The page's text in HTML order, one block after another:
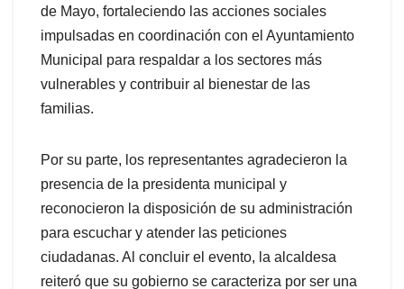
de Mayo, fortaleciendo las acciones sociales
impulsadas en coordinación con el Ayuntamiento
Municipal para respaldar a los sectores más
vulnerables y contribuir al bienestar de las
familias.
Por su parte, los representantes agradecieron la
presencia de la presidenta municipal y
reconocieron la disposición de su administración
para escuchar y atender las peticiones
ciudadanas. Al concluir el evento, la alcaldesa
reiteró que su gobierno se caracteriza por ser una